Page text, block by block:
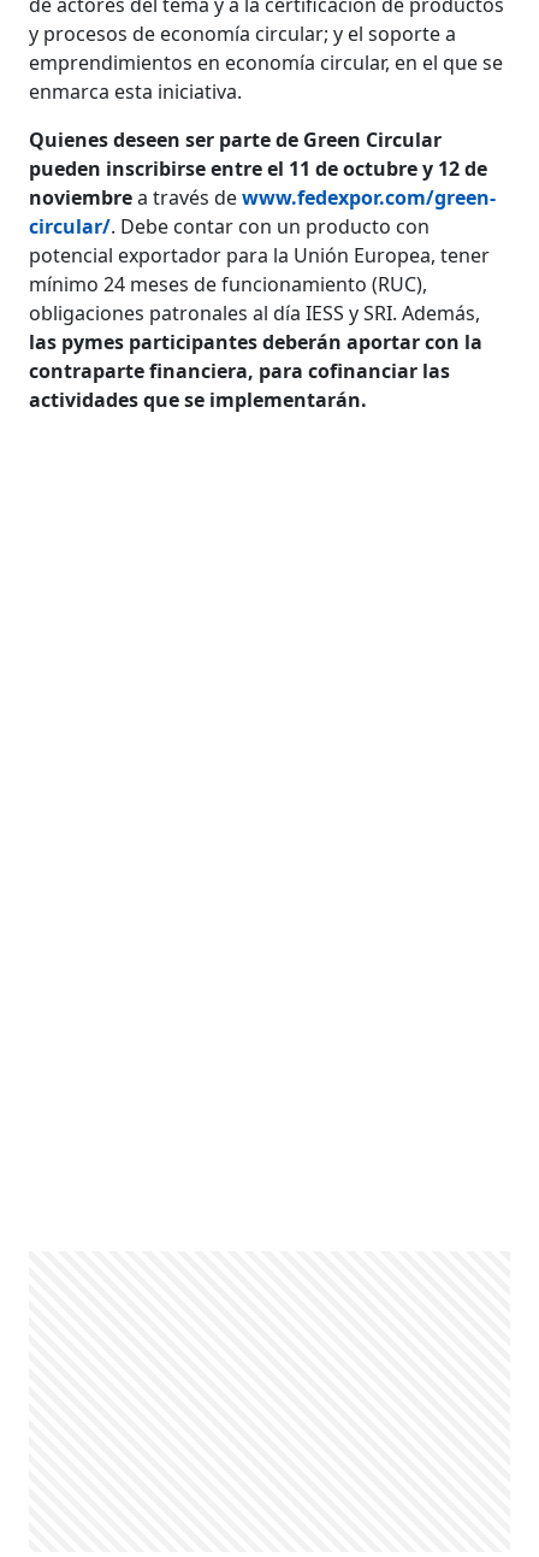
y procesos de economía circular; y el soporte a
emprendimientos en economía circular, en el que se
enmarca esta iniciativa.
Quienes deseen ser parte de Green Circular
pueden inscribirse entre el 11 de octubre y 12 de
noviembrea través dewww.fedexpor.com/green-
circular/. Debe contar con un producto con
potencial exportador para la Unión Europea, tener
mínimo 24 meses de funcionamiento (RUC),
obligaciones patronales al día IESS y SRI. Además,
las pymes participantes deberán aportar con la
contraparte financiera, para cofinanciar las
actividades que se implementarán.